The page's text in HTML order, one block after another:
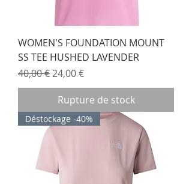
WOMEN'S FOUNDATION MOUNT
SS TEE HUSHED LAVENDER
Prix original
40,00 € Prix promotionnel
24,00 €
Rupture de stock
Déstockage -40%